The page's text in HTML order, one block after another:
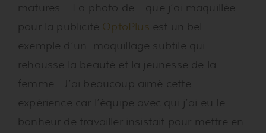
matures. La photo de …que j’ai maquillée
pour la publicité OptoPlus est un bel
exemple d’un maquillage subtile qui
rehausse la beauté et la jeunesse de la
femme. J’ai beaucoup aimé cette
expérience car l’équipe avec qui j’ai eu le
bonheur de travailler insistait pour mettre en